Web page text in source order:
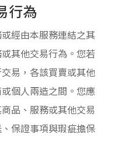
行為
經由本服務連結之其
其他交易行為。您若
易，各該買賣或其他
個人兩造之間。您應
品、服務或其他交易
保證事項與瑕疵擔保